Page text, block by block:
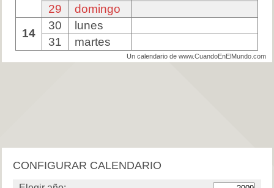
29
domingo
14
30
lunes
31
martes
Un calendario de www.CuandoEnElMundo.com
CONFIGURAR CALENDARIO